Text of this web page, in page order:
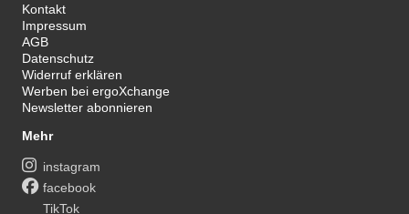
Kontakt
Impressum
AGB
Datenschutz
Widerruf erklären
Werben bei ergoXchange
Newsletter abonnieren
Mehr
instagram
facebook
TikTok